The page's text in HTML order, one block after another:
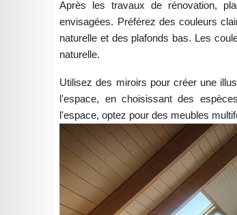
Après les travaux de rénovation,
envisagées. Préférez des couleurs
naturelle et des plafonds bas. Les
naturelle.
Utilisez des miroirs pour créer une
l'espace, en choisissant des
l'espace, optez pour des meubles